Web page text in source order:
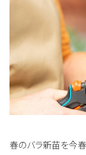
春のバラ新苗を今